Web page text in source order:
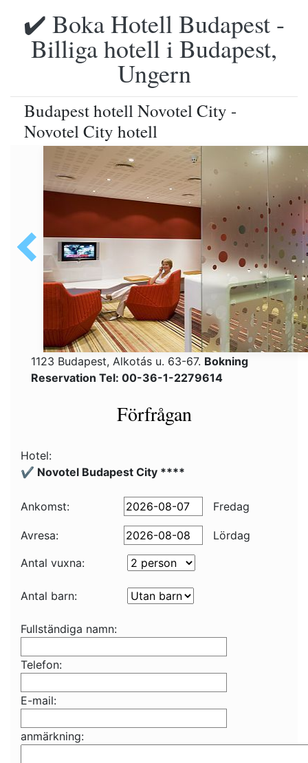
✔️ Boka Hotell Budapest -
Billiga hotell i Budapest,
Ungern
Budapest hotell Novotel City -
Novotel City hotell
1123 Budapest, Alkotás u. 63-67. Bokning
Reservation Tel: 00-36-1-2279614
Förfrågan
Hotel:
✔️ Novotel Budapest City ****
Ankomst: Fredag
Avresa:
Lördag
Antal vuxna:
Antal barn:
Fullständiga namn:
Telefon:
E-mail:
anmärkning: